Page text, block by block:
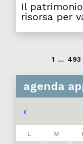
Il
risorsa per
1 ... 493
agenda
‹
L M